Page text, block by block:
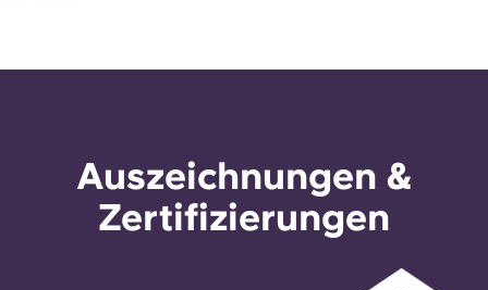
Auszeichnungen &
Zertifizierungen